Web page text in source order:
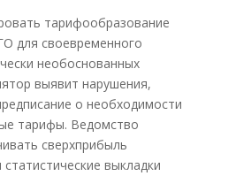
тарифообразование
для своевременного
необоснованных
выявит нарушения,
о необходимости
тарифы. Ведомство
сверхприбыль
выкладки